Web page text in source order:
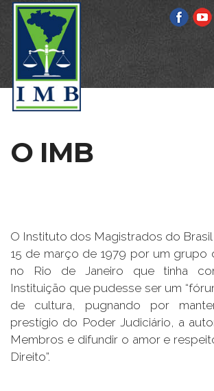
O IMB
O Instituto dos Magistrados do
15 de março de 1979 por um grupo
no Rio de Janeiro que tinha
Instituição que pudesse ser um
de cultura, pugnando por
prestígio do Poder Judiciário, a
Membros e difundir o amor e
Direito”.